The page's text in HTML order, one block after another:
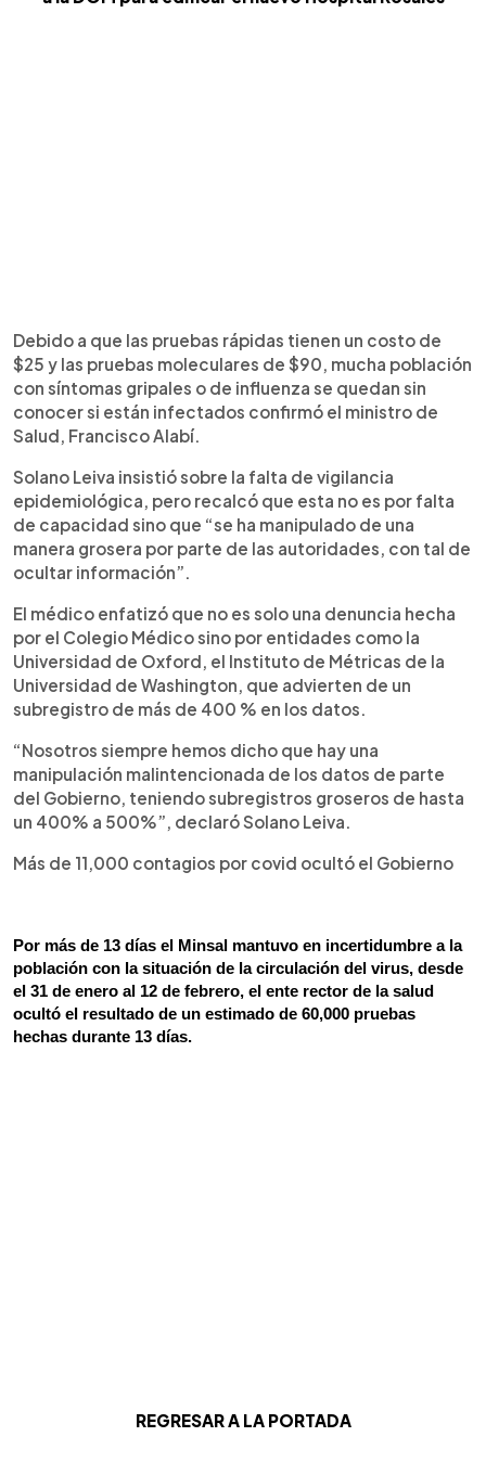
Debido a que las pruebas rápidas tienen un costo de
$25 y las pruebas moleculares de $90, mucha población
con síntomas gripales o de influenza se quedan sin
conocer si están infectados confirmó el ministro de
Salud, Francisco Alabí.
Solano Leiva insistió sobre la falta de vigilancia
epidemiológica, pero recalcó que esta no es por falta
de capacidad sino que “se ha manipulado de una
manera grosera por parte de las autoridades, con tal de
ocultar información”.
El médico enfatizó que no es solo una denuncia hecha
por el Colegio Médico sino por entidades como la
Universidad de Oxford, el Instituto de Métricas de la
Universidad de Washington, que advierten de un
subregistro de más de 400 % en los datos.
“Nosotros siempre hemos dicho que hay una
manipulación malintencionada de los datos de parte
del Gobierno, teniendo subregistros groseros de hasta
un 400% a 500%”, declaró Solano Leiva.
Más de 11,000 contagios por covid ocultó el Gobierno
Por más de 13 días el Minsal mantuvo en incertidumbre a la
población con la situación de la circulación del virus, desde
el 31 de enero al 12 de febrero, el ente rector de la salud
ocultó el resultado de un estimado de 60,000 pruebas
hechas durante 13 días.
REGRESAR A LA PORTADA